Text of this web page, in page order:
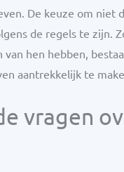
De keuze om
de regels te zijn.
van hen hebben,
aantrekkelijk te
vragen